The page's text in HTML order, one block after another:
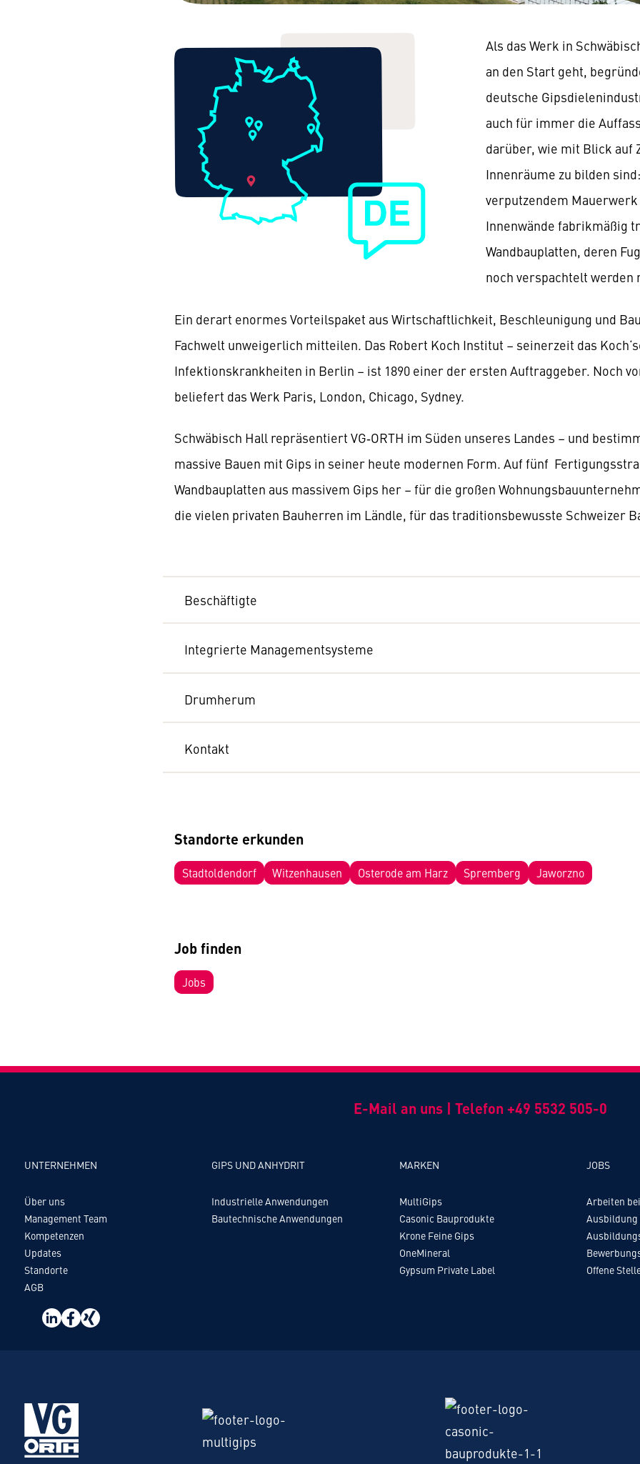
Als das Werk in
an den Start geht,
deutsche
auch für immer die
darüber, wie mit Blick auf
Innenräume zu bilden
verputzendem
Innenwände fabrikmäßig
Wandbauplatten, deren
noch verspachtelt werden
Ein derart enormes Vorteilspaket aus Wirtschaftlichkeit, Beschleunigung und
Fachwelt unweigerlich mitteilen. Das Robert Koch Institut – seinerzeit das
Infektionskrankheiten in Berlin – ist 1890 einer der ersten Auftraggeber. Noch
beliefert das Werk Paris, London, Chicago, Sydney.
Schwäbisch Hall repräsentiert VG‑ORTH im Süden unseres Landes – und
massive Bauen mit Gips in seiner heute modernen Form. Auf fünf
Wandbauplatten aus massivem Gips her – für die großen
die vielen privaten Bauherren im Ländle, für das traditionsbewusste Schweizer
Beschäftigte
Integrierte Managementsysteme
Drumherum
Kontakt
Standorte erkunden
Stadtoldendorf Witzenhausen Osterode am Harz Spremberg Jaworzno
Job finden
Jobs
E-Mail an uns| Telefon +49 5532 505-0
UNTERNEHMEN
Über uns
Management Team
Kompetenzen
Updates
Standorte
AGB
GIPS UND ANHYDRIT
Industrielle Anwendungen
Bautechnische Anwendungen
MARKEN
MultiGips
Casonic Bauprodukte
Krone Feine Gips
OneMineral
Gypsum Private Label
JOBS
Arbeiten
Ausbildung
Offene